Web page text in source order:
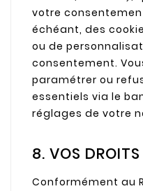
votre
échéant, des
ou de
consentement.
paramétrer ou
essentiels via le
réglages de votre
8. VOS DROITS
Conformément au